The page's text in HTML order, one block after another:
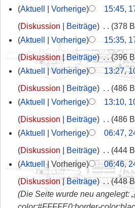
Aktuell
Vorherige 15:45,
Diskussion
Beiträge 378
Aktuell
Vorherige 15:35,
Diskussion
Beiträge ‎ 396
Aktuell
Vorherige 13:27,
Diskussion
Beiträge 486
Aktuell
Vorherige 13:10,
Diskussion
Beiträge 486
Aktuell
Vorherige 06:47,
Diskussion
Beiträge 444
Aktuell
Vorherige 06:46,
Diskussion
Beiträge ‎ 448
Die Seite wurde neu angelegt: